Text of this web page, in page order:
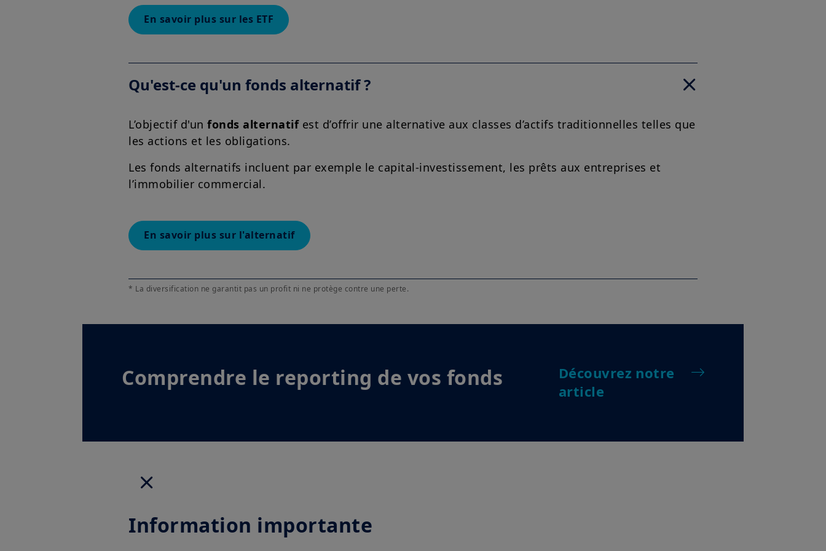
En savoir plus sur les ETF
Qu'est-ce qu'un fonds alternatif ?
L’objectif d'un fonds alternatif est d’offrir une alternative aux classes d’actifs traditionnelles telles que
les actions et les obligations.
Les fonds alternatifs incluent par exemple le capital-investissement, les prêts aux entreprises et
l’immobilier commercial.
En savoir plus sur l'alternatif
* La diversification ne garantit pas un profit ni ne protège contre une perte.
Comprendre le reporting de vos fonds
Découvrez notre
article
Information importante